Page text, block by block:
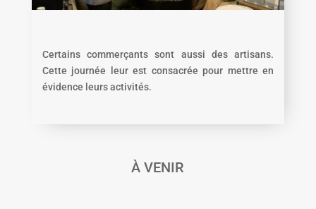
Certains commerçants sont aussi des artisans.
Cette journée leur est consacrée pour mettre en
évidence leurs activités.
À VENIR